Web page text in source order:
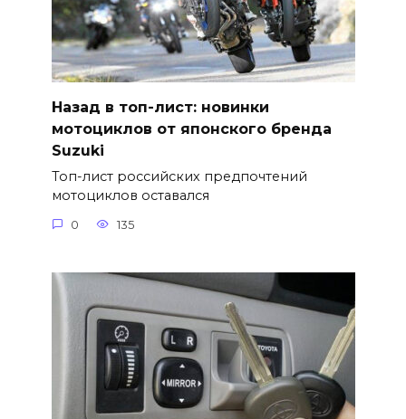
Назад в топ-лист: новинки
мотоциклов от японского бренда
Suzuki
Топ-лист российских предпочтений
мотоциклов оставался
0 135